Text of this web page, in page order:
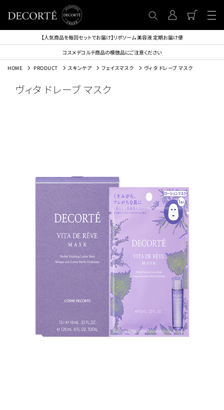
【人気商品を毎回セットでお届け】リポソーム 美容液 定期お届け便
コスメデコルテ商品の模倣品にご注意ください
HOME PRODUCT スキンケア フェイスマスク ヴィタ ドレーブ マスク
ヴィタ ドレーブ マスク